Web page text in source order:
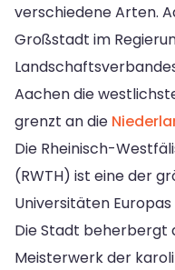
verschiedene Arten.
Großstadt im
Aachen die
grenzt an die
Die Rheinisch-
(RWTH) ist eine der
Universitäten
Die Stadt beherbergt
Meisterwerk der